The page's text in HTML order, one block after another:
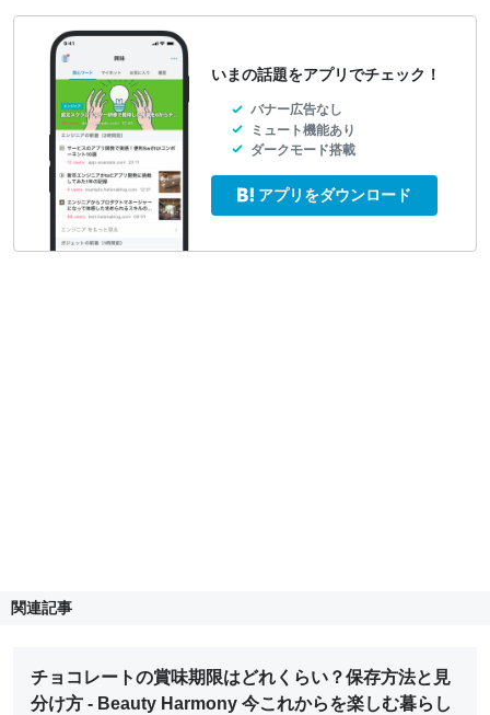
いまの話題をアプリでチェック！
バナー広告なし
ミュート機能あり
ダークモード搭載
アプリをダウンロード
関連記事
チョコレートの賞味期限はどれくらい？保存方法と見
分け方 - Beauty Harmony 今これからを楽しむ暮らし